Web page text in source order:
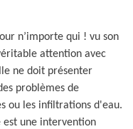
n’importe qui ! vu son
attention avec
ne doit présenter
problèmes de
ou les infiltrations d'eau.
est une intervention